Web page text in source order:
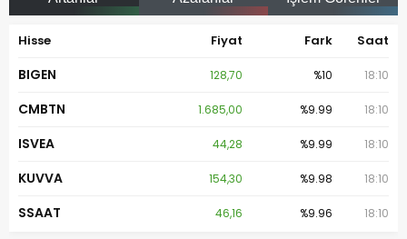
Hisse Fiyat Fark Saat
BIGEN 128,70 %10 18:10
CMBTN 1.685,00 %9.99 18:10
ISVEA 44,28 %9.99 18:10
KUVVA 154,30 %9.98 18:10
SSAAT 46,16 %9.96 18:10